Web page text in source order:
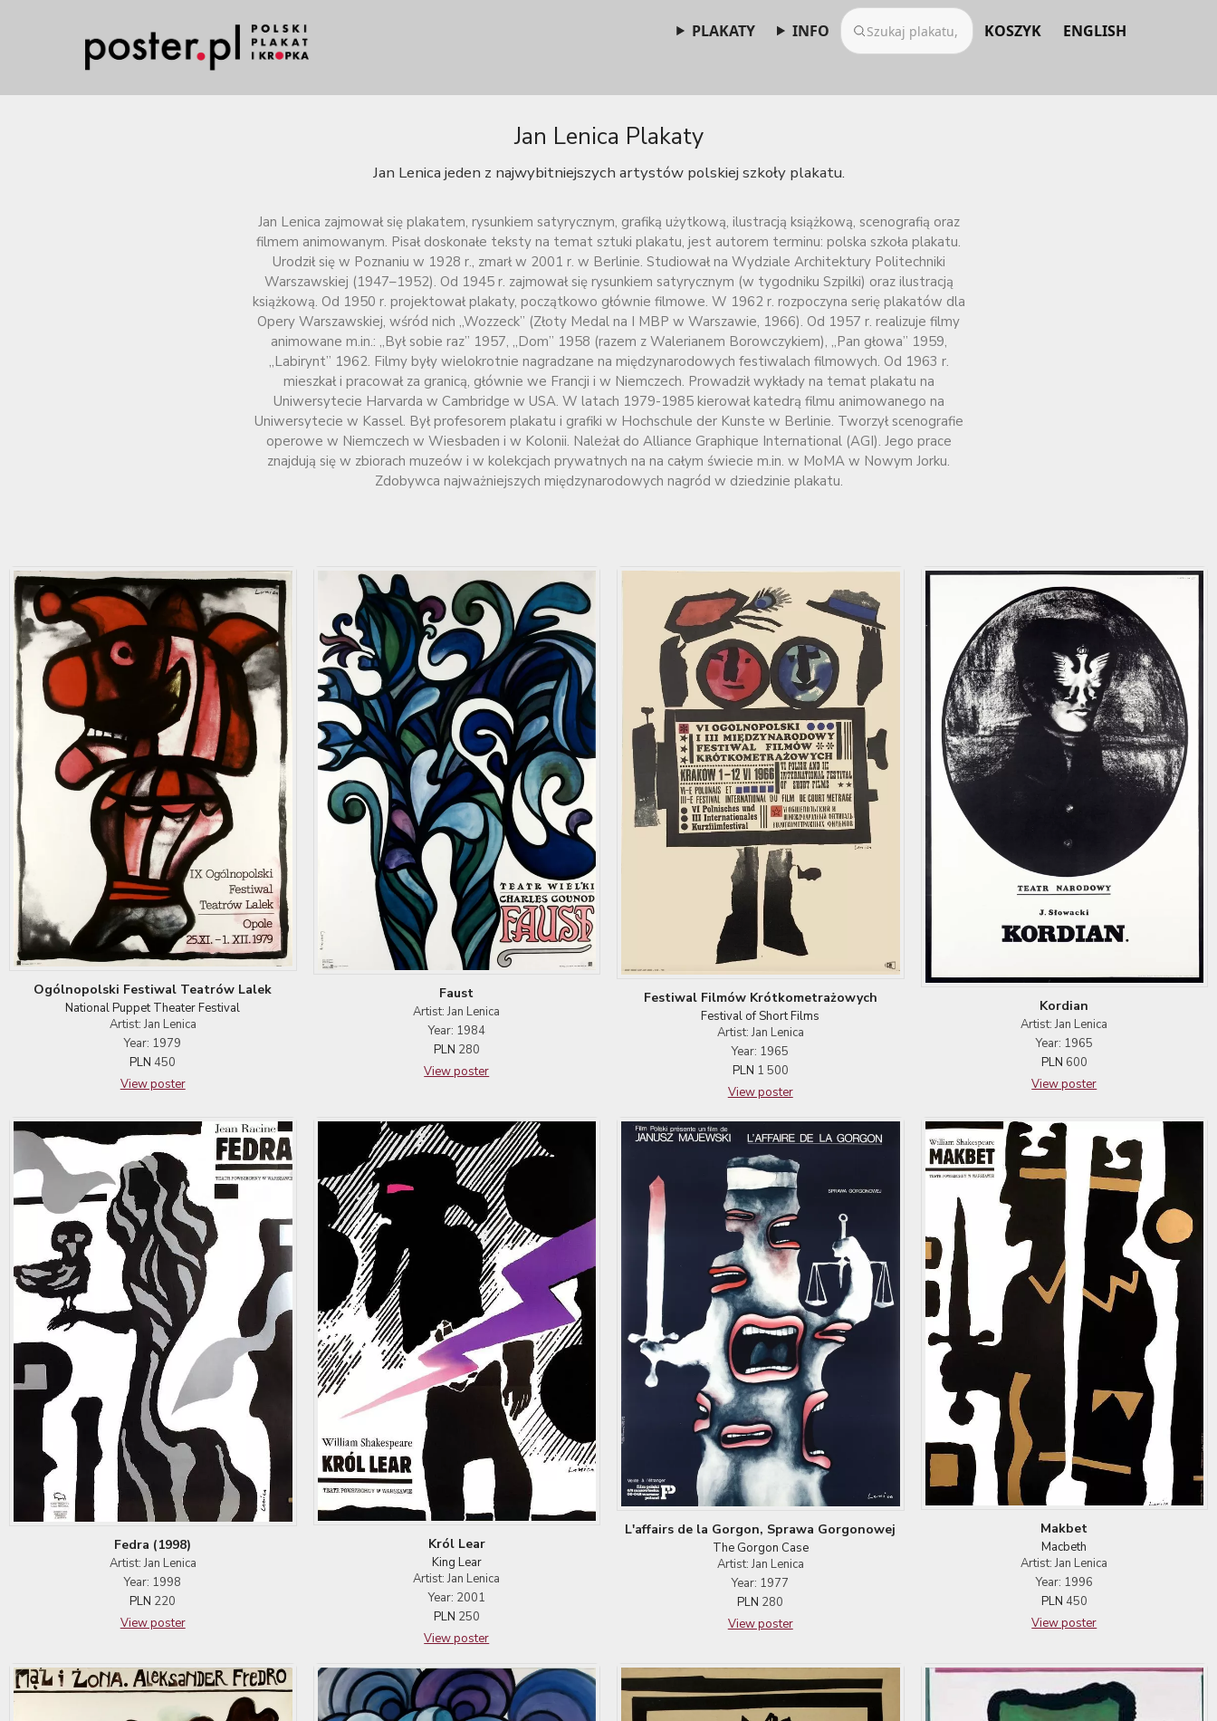
PLAKATY INFO KOSZYK ENGLISH
Jan Lenica Plakaty
Jan Lenica jeden z najwybitniejszych artystów polskiej szkoły plakatu.
Jan Lenica zajmował się plakatem, rysunkiem satyrycznym, grafiką użytkową, ilustracją książkową, scenografią oraz
filmem animowanym. Pisał doskonałe teksty na temat sztuki plakatu, jest autorem terminu: polska szkoła plakatu.
Urodził się w Poznaniu w 1928 r., zmarł w 2001 r. w Berlinie. Studiował na Wydziale Architektury Politechniki
Warszawskiej (1947–1952). Od 1945 r. zajmował się rysunkiem satyrycznym (w tygodniku Szpilki) oraz ilustracją
książkową. Od 1950 r. projektował plakaty, początkowo głównie filmowe. W 1962 r. rozpoczyna serię plakatów dla
Opery Warszawskiej, wśród nich „Wozzeck” (Złoty Medal na I MBP w Warszawie, 1966). Od 1957 r. realizuje filmy
animowane m.in.: „Był sobie raz” 1957, „Dom” 1958 (razem z Walerianem Borowczykiem), „Pan głowa” 1959,
„Labirynt” 1962. Filmy były wielokrotnie nagradzane na międzynarodowych festiwalach filmowych. Od 1963 r.
mieszkał i pracował za granicą, głównie we Francji i w Niemczech. Prowadził wykłady na temat plakatu na
Uniwersytecie Harvarda w Cambridge w USA. W latach 1979-1985 kierował katedrą filmu animowanego na
Uniwersytecie w Kassel. Był profesorem plakatu i grafiki w Hochschule der Kunste w Berlinie. Tworzył scenografie
operowe w Niemczech w Wiesbaden i w Kolonii. Należał do Alliance Graphique International (AGI). Jego prace
znajdują się w zbiorach muzeów i w kolekcjach prywatnych na na całym świecie m.in. w MoMA w Nowym Jorku.
Zdobywca najważniejszych międzynarodowych nagród w dziedzinie plakatu.
Ogólnopolski Festiwal Teatrów Lalek
National Puppet Theater Festival
Artist: Jan Lenica
Year: 1979
PLN 450
View poster
Faust
Artist: Jan Lenica
Year: 1984
PLN 280
View poster
Festiwal Filmów Krótkometrażowych
Festival of Short Films
Artist: Jan Lenica
Year: 1965
PLN 1 500
View poster
Kordian
Artist: Jan Lenica
Year: 1965
PLN 600
View poster
Fedra (1998)
Artist: Jan Lenica
Year: 1998
PLN 220
View poster
Król Lear
King Lear
Artist: Jan Lenica
Year: 2001
PLN 250
View poster
L'affairs de la Gorgon, Sprawa Gorgonowej
The Gorgon Case
Artist: Jan Lenica
Year: 1977
PLN 280
View poster
Makbet
Macbeth
Artist: Jan Lenica
Year: 1996
PLN 450
View poster